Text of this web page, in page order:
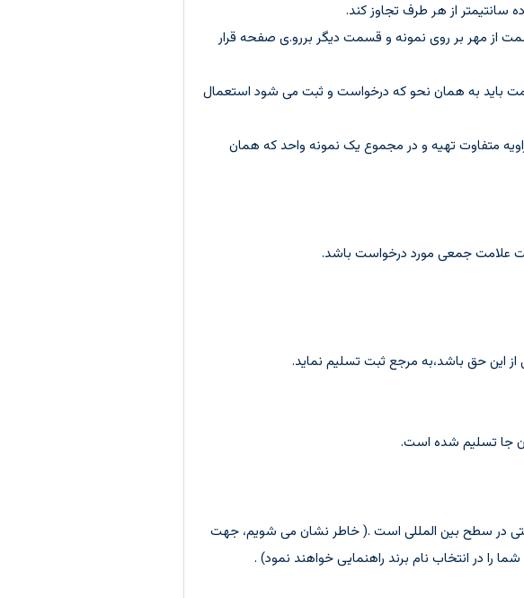
سانتیمتر از هر طرف تجاوز کند.
از مهر بر روی نمونه و قسمت دیگر بررو.ی صفحه قرار
باید به همان نحو که درخواست و ثبت می شود استعمال
متفاوت تهیه و در مجموع یک نمونه واحد که همان
این حق باشد،به مرجع ثبت تسلیم نماید.
حتی در سطح بین المللی است .( خاطر نشان می شویم، جهت
را در انتخاب نام برند راهنمایی خواهند نمود) .